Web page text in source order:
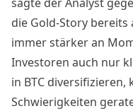
die Gold-Story
immer stärker an
Investoren auch nur
in BTC diversifizieren,
Schwierigkeiten